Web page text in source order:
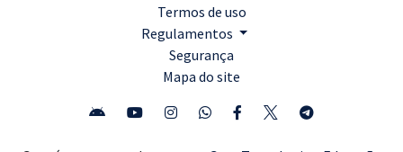
Termos de uso
Regulamentos
Segurança
Mapa do site